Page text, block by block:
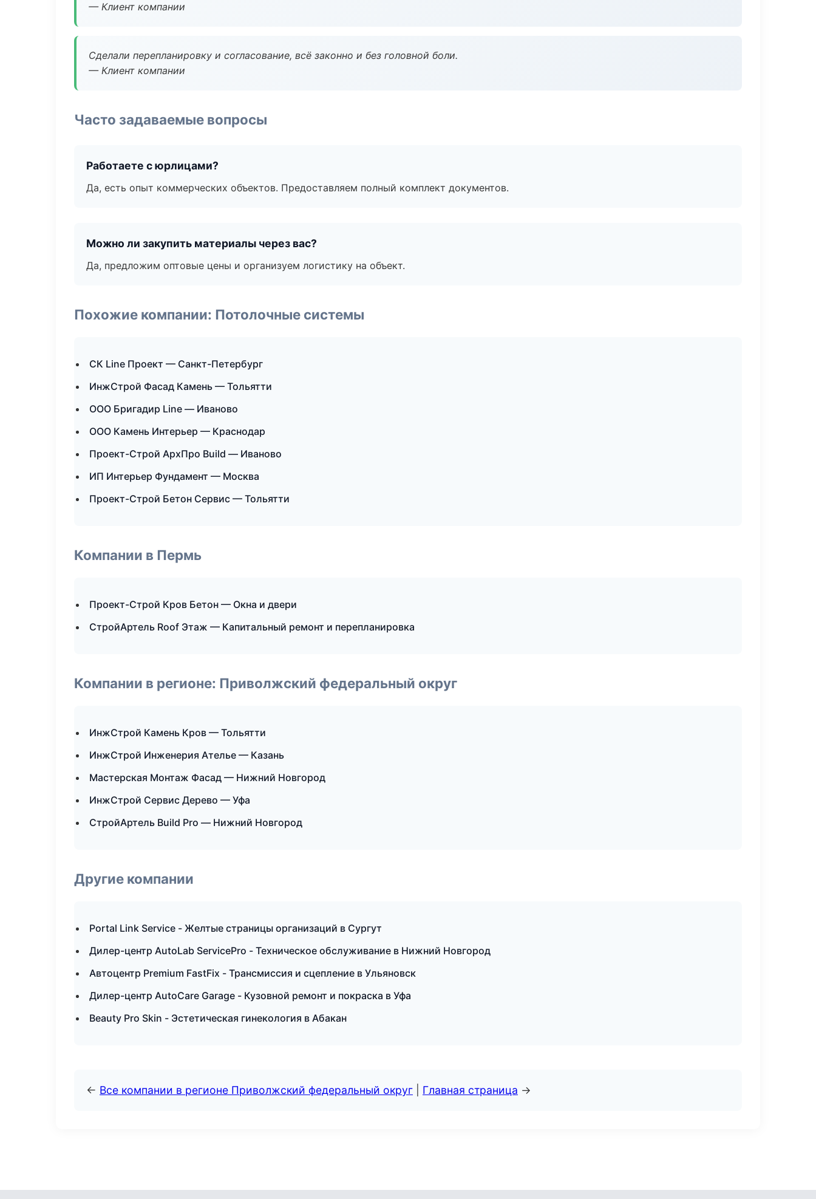
— Клиент компании
Сделали перепланировку и согласование, всё законно и без головной боли.
— Клиент компании
Часто задаваемые вопросы
Работаете с юрлицами?
Да, есть опыт коммерческих объектов. Предоставляем полный комплект документов.
Можно ли закупить материалы через вас?
Да, предложим оптовые цены и организуем логистику на объект.
Похожие компании: Потолочные системы
СК Line Проект — Санкт-Петербург
ИнжСтрой Фасад Камень — Тольятти
ООО Бригадир Line — Иваново
ООО Камень Интерьер — Краснодар
Проект-Строй АрхПро Build — Иваново
ИП Интерьер Фундамент — Москва
Проект-Строй Бетон Сервис — Тольятти
Компании в Пермь
Проект-Строй Кров Бетон — Окна и двери
СтройАртель Roof Этаж — Капитальный ремонт и перепланировка
Компании в регионе: Приволжский федеральный округ
ИнжСтрой Камень Кров — Тольятти
ИнжСтрой Инженерия Ателье — Казань
Мастерская Монтаж Фасад — Нижний Новгород
ИнжСтрой Сервис Дерево — Уфа
СтройАртель Build Pro — Нижний Новгород
Другие компании
Portal Link Service - Желтые страницы организаций в Сургут
Дилер-центр AutoLab ServicePro - Техническое обслуживание в Нижний Новгород
Автоцентр Premium FastFix - Трансмиссия и сцепление в Ульяновск
Дилер-центр AutoCare Garage - Кузовной ремонт и покраска в Уфа
Beauty Pro Skin - Эстетическая гинекология в Абакан
← Все компании в регионе Приволжский федеральный округ Главная страница →